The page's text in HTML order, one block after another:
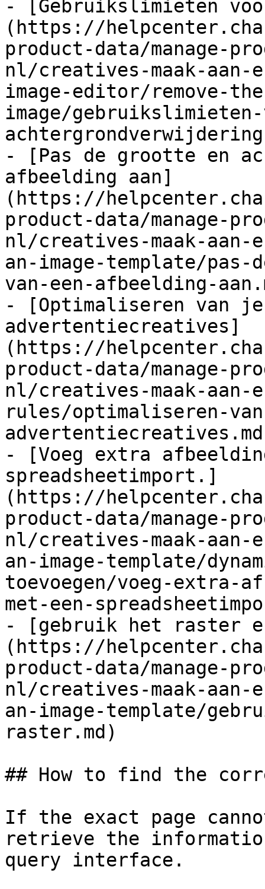
- [Gebruikslimieten
(https://
product-data/manage-
nl/creatives-maak-
image-editor/remove-
image/
- [Pas de grootte en
afbeelding aan]
(https://
product-data/manage-
nl/creatives-maak-
an-image-template/
van-een-afbeelding-
- [Optimaliseren van
advertentiecreatives]
(https://
product-data/manage-
nl/creatives-maak-aan-
rules/optimaliseren-
- [Voeg extra
spreadsheetimport.]
(https://
product-data/manage-
nl/creatives-maak-
an-image-template/
toevoegen/voeg-extra-
met-een-
- [gebruik het raster
(https://
product-data/manage-
nl/creatives-maak-
an-image-template/
raster.md)
## How to find the
If the exact page
retrieve the
query interface.